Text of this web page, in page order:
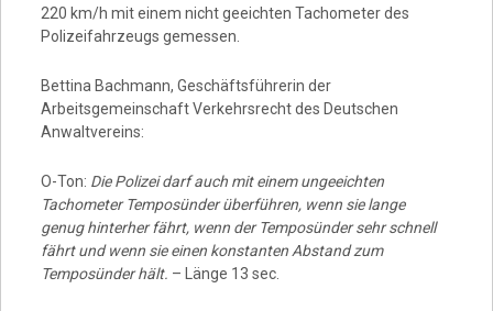
220 km/h mit einem nicht geeichten Tachometer des
Polizeifahrzeugs gemessen.
Bettina Bachmann, Geschäftsführerin der
Arbeitsgemeinschaft Verkehrsrecht des Deutschen
Anwaltvereins:
O-Ton: Die Polizei darf auch mit einem ungeeichten
Tachometer Temposünder überführen, wenn sie lange
genug hinterher fährt, wenn der Temposünder sehr schnell
fährt und wenn sie einen konstanten Abstand zum
Temposünder hält. – Länge 13 sec.